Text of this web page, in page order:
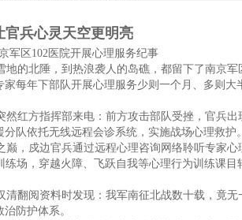
官兵心灵天空更明亮
区102医院开展心理服务纪事
的北陲，到热浪袭人的岛礁，都留下了南京军
每年下部队开展心理服务少则一个月、多则大
红方指挥部来电：前方攻击部队受挫，官兵出
队依托无线远程会诊系统，实施战场心理救护。
，戍边官兵通过远程心理咨询网络聆听专家心
场，穿越火障、飞跃自我等心理行为训练课
翻阅资料时发现：我军南征北战数十载，竟无
防护体系。